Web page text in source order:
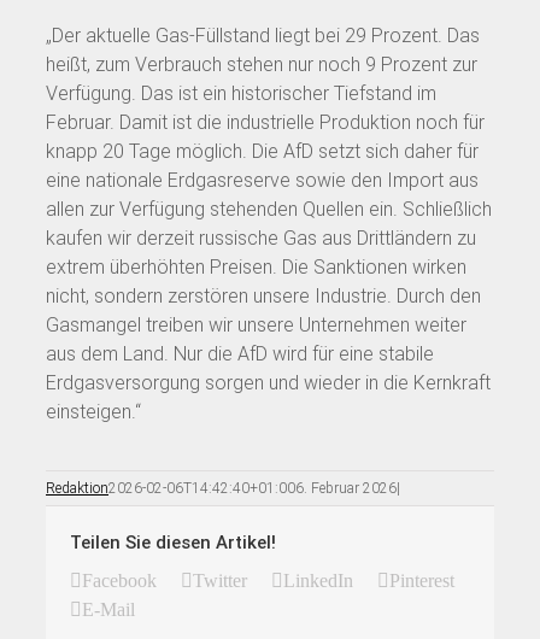
„Der aktuelle Gas-Füllstand liegt bei 29 Prozent. Das
heißt, zum Verbrauch stehen nur noch 9 Prozent zur
Verfügung. Das ist ein historischer Tiefstand im
Februar. Damit ist die industrielle Produktion noch für
knapp 20 Tage möglich. Die AfD setzt sich daher für
eine nationale Erdgasreserve sowie den Import aus
allen zur Verfügung stehenden Quellen ein. Schließlich
kaufen wir derzeit russische Gas aus Drittländern zu
extrem überhöhten Preisen. Die Sanktionen wirken
nicht, sondern zerstören unsere Industrie. Durch den
Gasmangel treiben wir unsere Unternehmen weiter
aus dem Land. Nur die AfD wird für eine stabile
Erdgasversorgung sorgen und wieder in die Kernkraft
einsteigen.“
Redaktion2026-02-06T14:42:40+01:006. Februar 2026|
Teilen Sie diesen Artikel!
Facebook Twitter LinkedIn
Pinterest
E-Mail